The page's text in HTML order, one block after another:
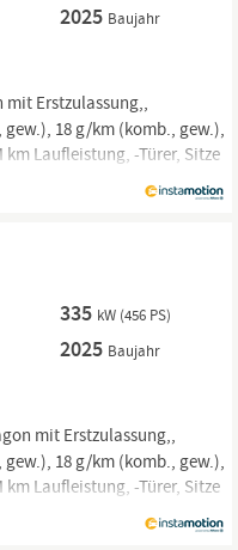
2025 Baujahr
mit Erstzulassung,,
18 g/km (komb., gew.),
km Laufleistung, -Türer, Sitze
günstig finanzieren.
Tage Rückgaberecht und
335 kW (456 PS)
2025 Baujahr
mit Erstzulassung,,
18 g/km (komb., gew.),
km Laufleistung, -Türer, Sitze
günstig finanzieren.
Tage Rückgaberecht und